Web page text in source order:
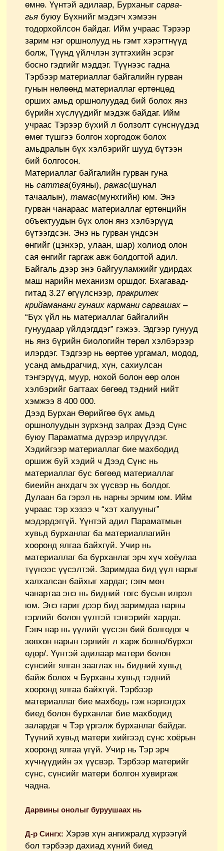
өмнө. Үүнтэй адилаар, Бурханыг сарва-
гья буюу Бүхнийг мэдэгч хэмээн
тодорхойлсон байдаг. Ийм учраас Тэрээр
зарим нэг оршнолууд нь гэмт хэрэгтнүүд
болж, Түүнд үйлчлэн зүтгэхийн эсрэг
босно гэдгийг мэддэг. Түүнээс гадна
Тэрбээр материаллаг байгалийн гурван
гунын нөлөөнд материаллаг ертөнцөд
орших амьд оршнолуудад бий болох янз
бүрийн хүслүүдийг мэдэж байдаг. Ийм
учраас Тэрээр бүхий л болзолт сүнснүүдэд
өмөг түшгээ болгон хоргодож болох
амьдралын бүх хэлбэрийг шууд бүтээн
бий болгосон.
Материаллаг байгалийн гурван гуна
нь саттва(буяны), ражас(шунал
тачаалын), тамас(мунхгийн) юм. Энэ
гурван чанараас материаллаг ертөнцийн
объектуудын бүх олон янз хэлбэрүүд
бүтээгдсэн. Энэ нь гурван үндсэн
өнгийг (цэнхэр, улаан, шар) холиод олон
сая өнгийг гаргаж авж болдогтой адил.
Байгаль дээр энэ байгууламжийг удирдах
маш нарийн механизм оршдог. Бхагавад-
гитад 3.27 өгүүлснээр, пракритех
крийаманани гунаих кармани сарвашах –
“Бүх үйл нь материаллаг байгалийн
гунуудаар үйлдэгддэг” гэжээ. Эдгээр гунууд
нь янз бүрийн биологийн төрөл хэлбэрээр
илэрдэг. Тэдгээр нь өөртөө ургамал, модод,
усанд амьдрагчид, хүн, сахиулсан
тэнгэрүүд, муур, нохой болон өөр олон
хэлбэрийг багтаах бөгөөд тэдний нийт
хэмжээ 8 400 000.
Дээд Бурхан Өөрийгөө бүх амьд
оршнолуудын зүрхэнд залрах Дээд Сүнс
буюу Параматма дүрээр илрүүлдэг.
Хэдийгээр материаллаг бие махбодид
оршиж буй хэдий ч Дээд Сүнс нь
материаллаг бус бөгөөд материаллаг
биеийн анхдагч эх үүсвэр нь болдог.
Дулаан ба гэрэл нь нарны эрчим юм. Ийм
учраас тэр хэзээ ч “хэт халууныг”
мэдэрдэггүй. Үүнтэй адил Параматмын
хувьд бурханлаг ба материаллагийн
хооронд ялгаа байхгүй. Учир нь
материаллаг ба бурханлаг эрч хүч хоёулаа
түүнээс үүсэлтэй. Заримдаа бид үүл нарыг
халхалсан байхыг хардаг; гэвч мөн
чанартаа энэ нь бидний төгс бусын илрэл
юм. Энэ гариг дээр бид заримдаа нарны
гэрлийг болон үүлтэй тэнгэрийг хардаг.
Гэвч нар нь үүлийг үүсгэн бий болгодог ч
зөвхөн нарын гэрлийг л харж болно/бүрхэг
өдөр/. Үүнтэй адилаар матери болон
сүнсийг ялган зааглах нь бидний хувьд
байж болох ч Бурханы хувьд тэдний
хооронд ялгаа байхгүй. Тэрбээр
материаллаг бие махбодь гэж нэрлэгдэх
биед болон бурханлаг бие махбодид
залардаг ч Тэр үргэлж бурханлаг байдаг.
Түүний хувьд матери хийгээд сүнс хоёрын
хооронд ялгаа үгүй. Учир нь Тэр эрч
хүчнүүдийн эх үүсвэр. Тэрбээр материйг
сүнс, сүнсийг матери болгон хувиргаж
чадна.
Дарвины онолыг буруушаах нь
Д-р Сингх: Хэрэв хүн ангижралд хүрээгүй
бол тэрбээр дахиад хүний биед